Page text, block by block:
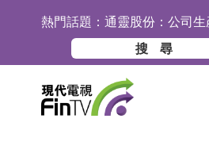
熱門話題： 通靈股份：公司
TD550無人機具
千方科技：已形
商用車技術體系
範階段
京東物流與迅銷集
建全球物流供應鏈
航天電器：子公司